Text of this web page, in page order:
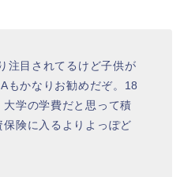
注目されてるけど子供が
もかなりお勧めだぞ。18
学の学費だと思って積
険に入るよりよっぽど